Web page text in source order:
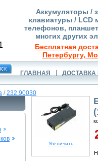
Аккумуляторы /
клавиатуры / LCD
телефонов,
многих других
Бесплатная
Петербургу,
ГЛАВНАЯ ДОСТАВКА
/232.90030
Увеличить